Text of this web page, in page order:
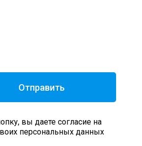
Отправить
вы даете согласие на
персональных данных